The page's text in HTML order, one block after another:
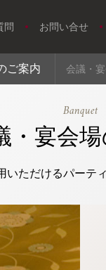
問 お問い合せ
ご案内 会議・
Banquet
・宴会
ただけるパーテ